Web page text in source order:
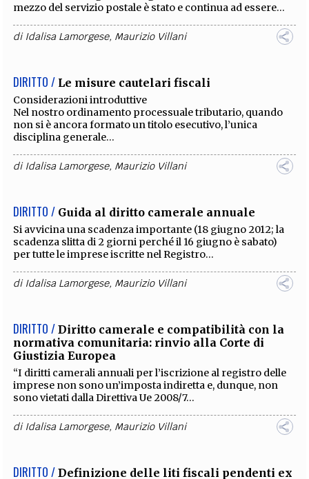
mezzo del servizio postale è stato e continua ad essere...
di Idalisa Lamorgese, Maurizio Villani
DIRITTO / Le misure cautelari fiscali
Considerazioni introduttive
Nel nostro ordinamento processuale tributario, quando
non si è ancora formato un titolo esecutivo, l’unica
disciplina generale...
di Idalisa Lamorgese, Maurizio Villani
DIRITTO / Guida al diritto camerale annuale
Si avvicina una scadenza importante (18 giugno 2012; la
scadenza slitta di 2 giorni perché il 16 giugno è sabato)
per tutte le imprese iscritte nel Registro...
di Idalisa Lamorgese, Maurizio Villani
DIRITTO / Diritto camerale e compatibilità con la
normativa comunitaria: rinvio alla Corte di
Giustizia Europea
“I diritti camerali annuali per l’iscrizione al registro delle
imprese non sono un’imposta indiretta e, dunque, non
sono vietati dalla Direttiva Ue 2008/7...
di Idalisa Lamorgese, Maurizio Villani
DIRITTO / Definizione delle liti fiscali pendenti ex